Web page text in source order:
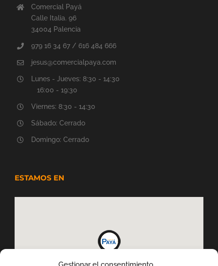
Comercial Payá
Calle Italia. 96
34004 Palencia
979 16 34 67 / 616 484 666
jesus@comercialpaya.com
Lunes - Jueves: 8:30 - 14:30
16:00 - 19:30
Viernes: 8:30 - 14:30
Sábado: Cerrado
Domingo: Cerrado
ESTAMOS EN